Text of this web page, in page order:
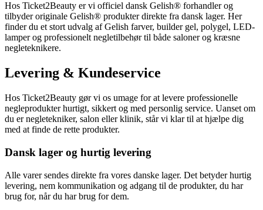
Hos Ticket2Beauty er vi officiel dansk Gelish® forhandler og
tilbyder originale Gelish® produkter direkte fra dansk lager. Her
finder du et stort udvalg af Gelish farver, builder gel, polygel, LED-
lamper og professionelt negletilbehør til både saloner og kræsne
negleteknikere.
Levering & Kundeservice
Hos Ticket2Beauty gør vi os umage for at levere professionelle
negleprodukter hurtigt, sikkert og med personlig service. Uanset om
du er negletekniker, salon eller klinik, står vi klar til at hjælpe dig
med at finde de rette produkter.
Dansk lager og hurtig levering
Alle varer sendes direkte fra vores danske lager. Det betyder hurtig
levering, nem kommunikation og adgang til de produkter, du har
brug for, når du har brug for dem.